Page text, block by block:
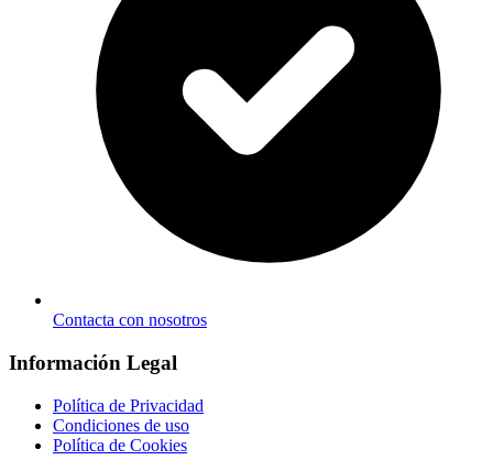
Contacta con nosotros
Información Legal
Política de Privacidad
Condiciones de uso
Política de Cookies